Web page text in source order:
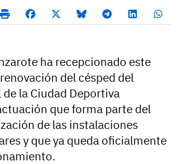
ha recepcionado este
del césped del
la Ciudad Deportiva
que forma parte del
de las instalaciones
y que ya queda oficialmente